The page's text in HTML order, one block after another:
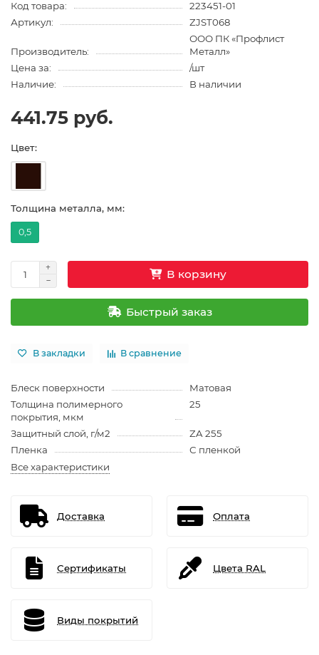
Код товара:
223451-01
Артикул:
ZJST068
Производитель:
ООО ПК «Профлист
Металл»
Цена за:
/шт
Наличие:
В наличии
441.75 руб.
Цвет:
Толщина металла, мм:
0,5
В корзину
Быстрый заказ
В закладки В сравнение
Блеск поверхности
Матовая
Толщина полимерного
покрытия, мкм
25
Защитный слой, г/м2
ZA 255
Пленка
С пленкой
Все характеристики
Доставка Оплата
Сертификаты Цвета RAL
Виды покрытий